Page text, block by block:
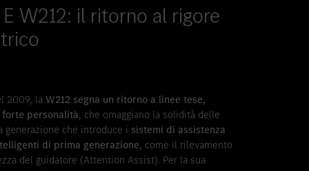
W212: il ritorno al rigore
2009, laW212 segna un ritorno a linee tese,
personalità, che omaggiano la solidità delle
generazione che introduce i sistemi di assistenza
di prima generazione, come il rilevamento
del guidatore (Attention Assist). Per la sua